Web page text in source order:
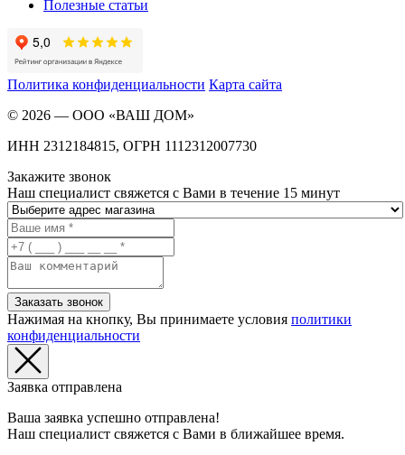
Полезные статьи
Политика конфиденциальности Карта сайта
© 2026 — ООО «ВАШ ДОМ»
ИНН 2312184815, ОГРН 1112312007730
Закажите звонок
Наш специалист свяжется с Вами в течение 15 минут
Заказать звонок
Нажимая на кнопку, Вы принимаете условия политики
конфиденциальности
Заявка отправлена
Ваша заявка успешно отправлена!
Наш специалист свяжется с Вами в ближайшее время.